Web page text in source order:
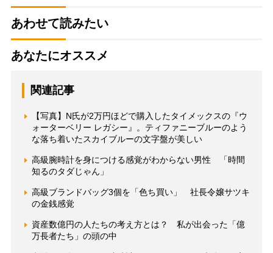
あわせて読みたい
あなたにオススメ
関連記事
【写真】N氏が2万円ほどで購入したタイメックスの『ウ
ォーターベリー レガシー』。ティファニーブルーのよう
な落ち着いたスカイブルーの文字盤が美しい
高級腕時計を身につける感覚がわからない男性 「時間
知るのタダじゃん」
高級ブランドバッグ3個を「色ち買い」 社長令嬢サツキ
の金銭感覚
資産数億円の人たちの考え方とは？ 私が出会った「億
万長者たち」の頭の中